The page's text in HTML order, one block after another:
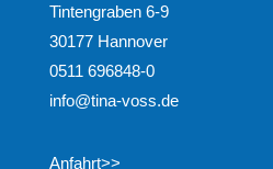
Tintengraben 6-9
30177 Hannover
0511 696848-0
info@tina-voss.de
Anfahrt>>